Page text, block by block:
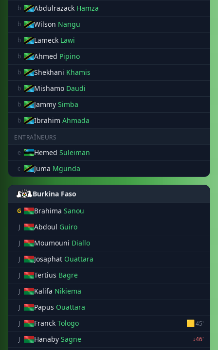
b Abdulrazack Hamza
b Wilson Nangu
b Lameck Lawi
b Ahmed Pipino
b Shekhani Khamis
b Mishamo Daudi
b Jammy Simba
b Ibrahim Ahmada
ENTRAÎNEURS
e
Hemed Suleiman
c Juma Mgunda
Burkina Faso
G Brahima Sanou
J Abdoul Guiro
J Moumouni Diallo
J Josaphat Ouattara
J Tertius Bagre
J Kalifa Nikiema
J Papus Ouattara
J Franck Tologo 🟨45'
J
Hanaby Sagne
↓46'